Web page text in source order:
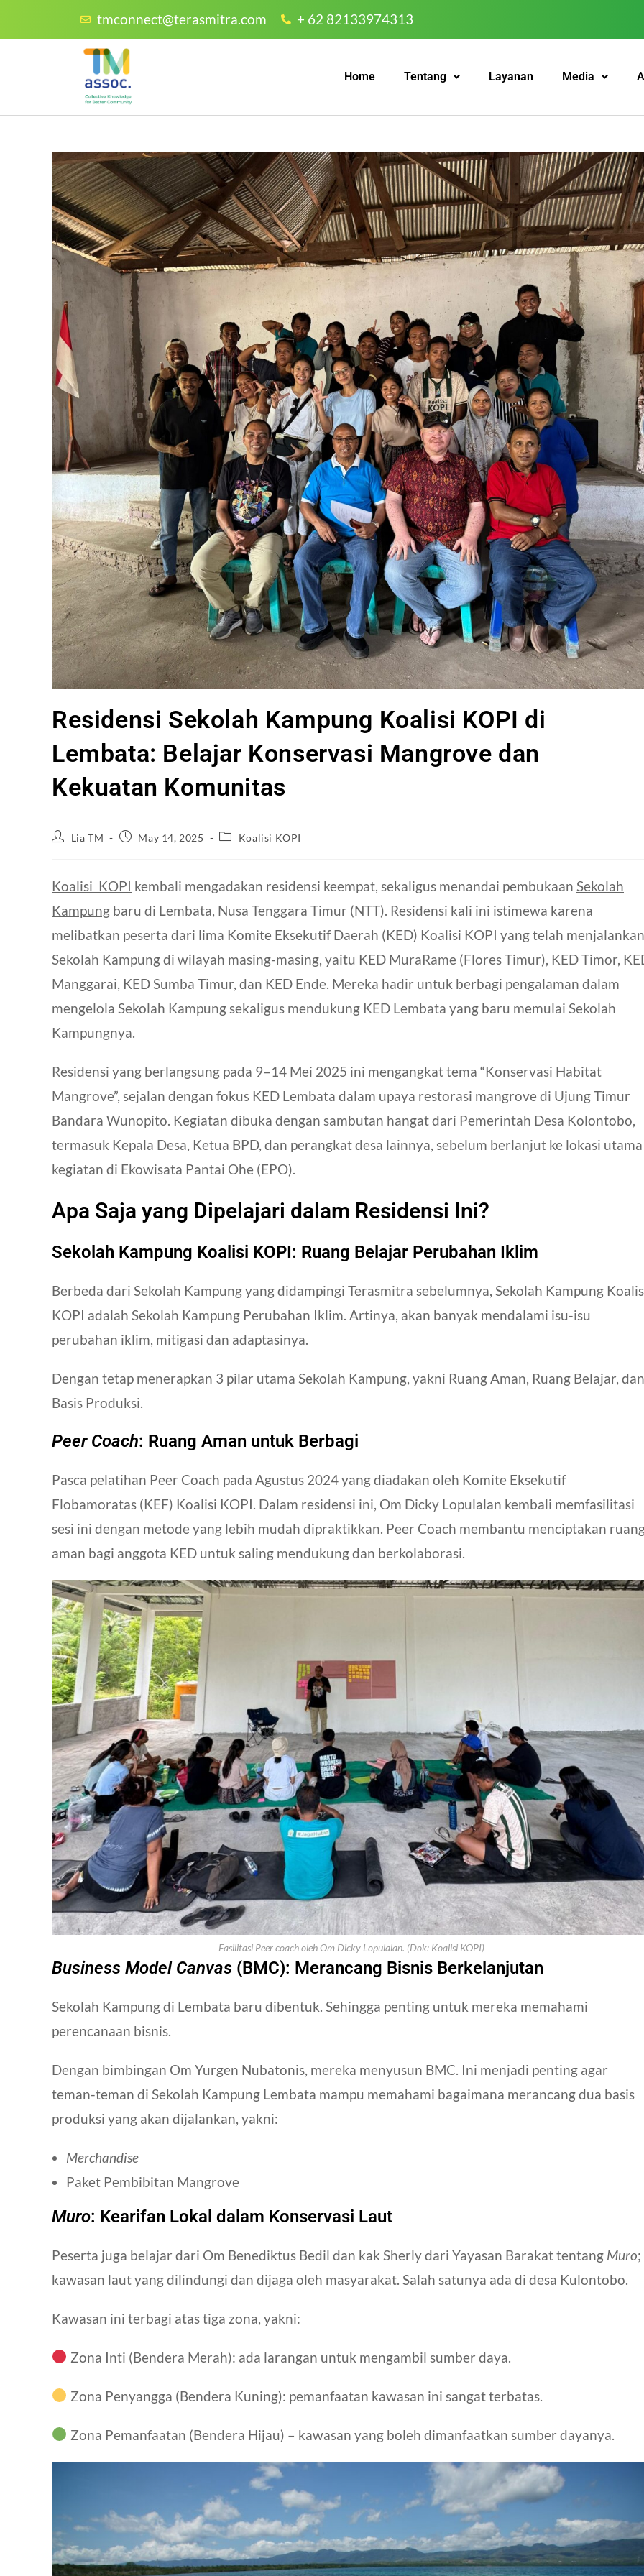
tmconnect@terasmitra.com + 62 82133974313
Home Tentang Layanan Media
Residensi Sekolah Kampung Koalisi KOPI di
Lembata: Belajar Konservasi Mangrove dan
Kekuatan Komunitas
Lia TM May 14, 2025 Koalisi KOPI
Koalisi KOPI kembali mengadakan residensi keempat, sekaligus menandai pembukaan Sekolah
Kampung baru di Lembata, Nusa Tenggara Timur (NTT). Residensi kali ini istimewa karena
melibatkan peserta dari lima Komite Eksekutif Daerah (KED) Koalisi KOPI yang telah menjalankan
Sekolah Kampung di wilayah masing-masing, yaitu KED MuraRame (Flores Timur), KED Timor,
Manggarai, KED Sumba Timur, dan KED Ende. Mereka hadir untuk berbagi pengalaman dalam
mengelola Sekolah Kampung sekaligus mendukung KED Lembata yang baru memulai Sekolah
Kampungnya.
Residensi yang berlangsung pada 9–14 Mei 2025 ini mengangkat tema “Konservasi Habitat
Mangrove”, sejalan dengan fokus KED Lembata dalam upaya restorasi mangrove di Ujung Timur
Bandara Wunopito. Kegiatan dibuka dengan sambutan hangat dari Pemerintah Desa Kolontobo,
termasuk Kepala Desa, Ketua BPD, dan perangkat desa lainnya, sebelum berlanjut ke lokasi utama
kegiatan di Ekowisata Pantai Ohe (EPO).
Apa Saja yang Dipelajari dalam Residensi Ini?
Sekolah Kampung Koalisi KOPI: Ruang Belajar Perubahan Iklim
Berbeda dari Sekolah Kampung yang didampingi Terasmitra sebelumnya, Sekolah Kampung
KOPI adalah Sekolah Kampung Perubahan Iklim. Artinya, akan banyak mendalami isu-isu
perubahan iklim, mitigasi dan adaptasinya.
Dengan tetap menerapkan 3 pilar utama Sekolah Kampung, yakni Ruang Aman, Ruang Belajar, dan
Basis Produksi.
Peer Coach: Ruang Aman untuk Berbagi
Pasca pelatihan Peer Coach pada Agustus 2024 yang diadakan oleh Komite Eksekutif
Flobamoratas (KEF) Koalisi KOPI. Dalam residensi ini, Om Dicky Lopulalan kembali memfasilitasi
sesi ini dengan metode yang lebih mudah dipraktikkan. Peer Coach membantu menciptakan
aman bagi anggota KED untuk saling mendukung dan berkolaborasi.
Fasilitasi Peer coacholeh Om Dicky Lopulalan. (Dok: Koalisi KOPI)
Business Model Canvas (BMC): Merancang Bisnis Berkelanjutan
Sekolah Kampung di Lembata baru dibentuk. Sehingga penting untuk mereka memahami
perencanaan bisnis.
Dengan bimbingan Om Yurgen Nubatonis , mereka menyusun BMC. Ini menjadi penting agar
teman-teman di Sekolah Kampung Lembata mampu memahami bagaimana merancang dua basis
produksi yang akan dijalankan, yakni:
Merchandise
Paket Pembibitan Mangrove
Muro: Kearifan Lokal dalam Konservasi Laut
Peserta juga belajar dari Om Benediktus Bedil dan kak Sherly dari Yayasan Barakat tentang Muro;
kawasan laut yang dilindungi dan dijaga oleh masyarakat . Salah satunya ada di desa Kulontobo.
Kawasan ini terbagi atas tiga zona, yakni:
Zona Inti (Bendera Merah): ada larangan untuk mengambil sumber daya.
Zona Penyangga (Bendera Kuning): pemanfaatan kawasan ini sangat terbatas.
Zona Pemanfaatan (Bendera Hijau) – kawasan yang boleh dimanfaatkan sumber dayanya.